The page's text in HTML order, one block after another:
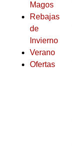
Magos
Rebajas
de
Invierno
Verano
Ofertas